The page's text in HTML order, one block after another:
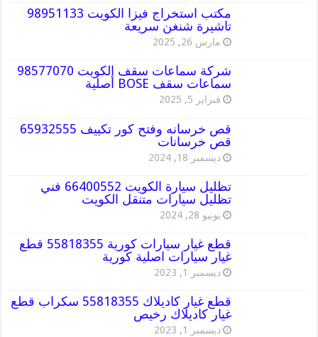
مكتب استخراج فيزا الكويت 98951133
تاشيرة شنغن سريعة
مارس 26, 2025
شركة سماعات سقف الكويت 98577070
سماعات سقف BOSE أصلية
فبراير 5, 2025
قص خرسانه وفتح كور تكييف 65932555
قص خرسانات
ديسمبر 18, 2024
تظليل سيارة الكويت 66400552 فني
تظليل سيارات متنقل الكويت
يونيو 28, 2024
قطع غيار سيارات كورية 55818355 قطع
غيار سيارات اصلية كورية
ديسمبر 1, 2023
قطع غيار كاديلاك 55818355 سكراب قطع
غيار كاديلاك رخيص
ديسمبر 1, 2023